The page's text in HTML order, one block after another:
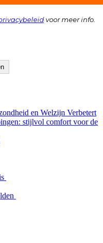
voor meer info.
en Welzijn Verbetert
stijlvol comfort voor de